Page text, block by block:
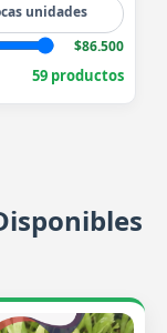
unidades
$86.500
59 productos